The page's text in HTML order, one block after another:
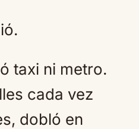
taxi ni metro.
cada vez
dobló en